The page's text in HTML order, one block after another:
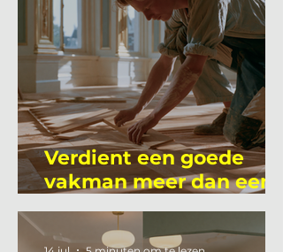
Verdient een goede
vakman meer dan een
gemiddelde
academicus?